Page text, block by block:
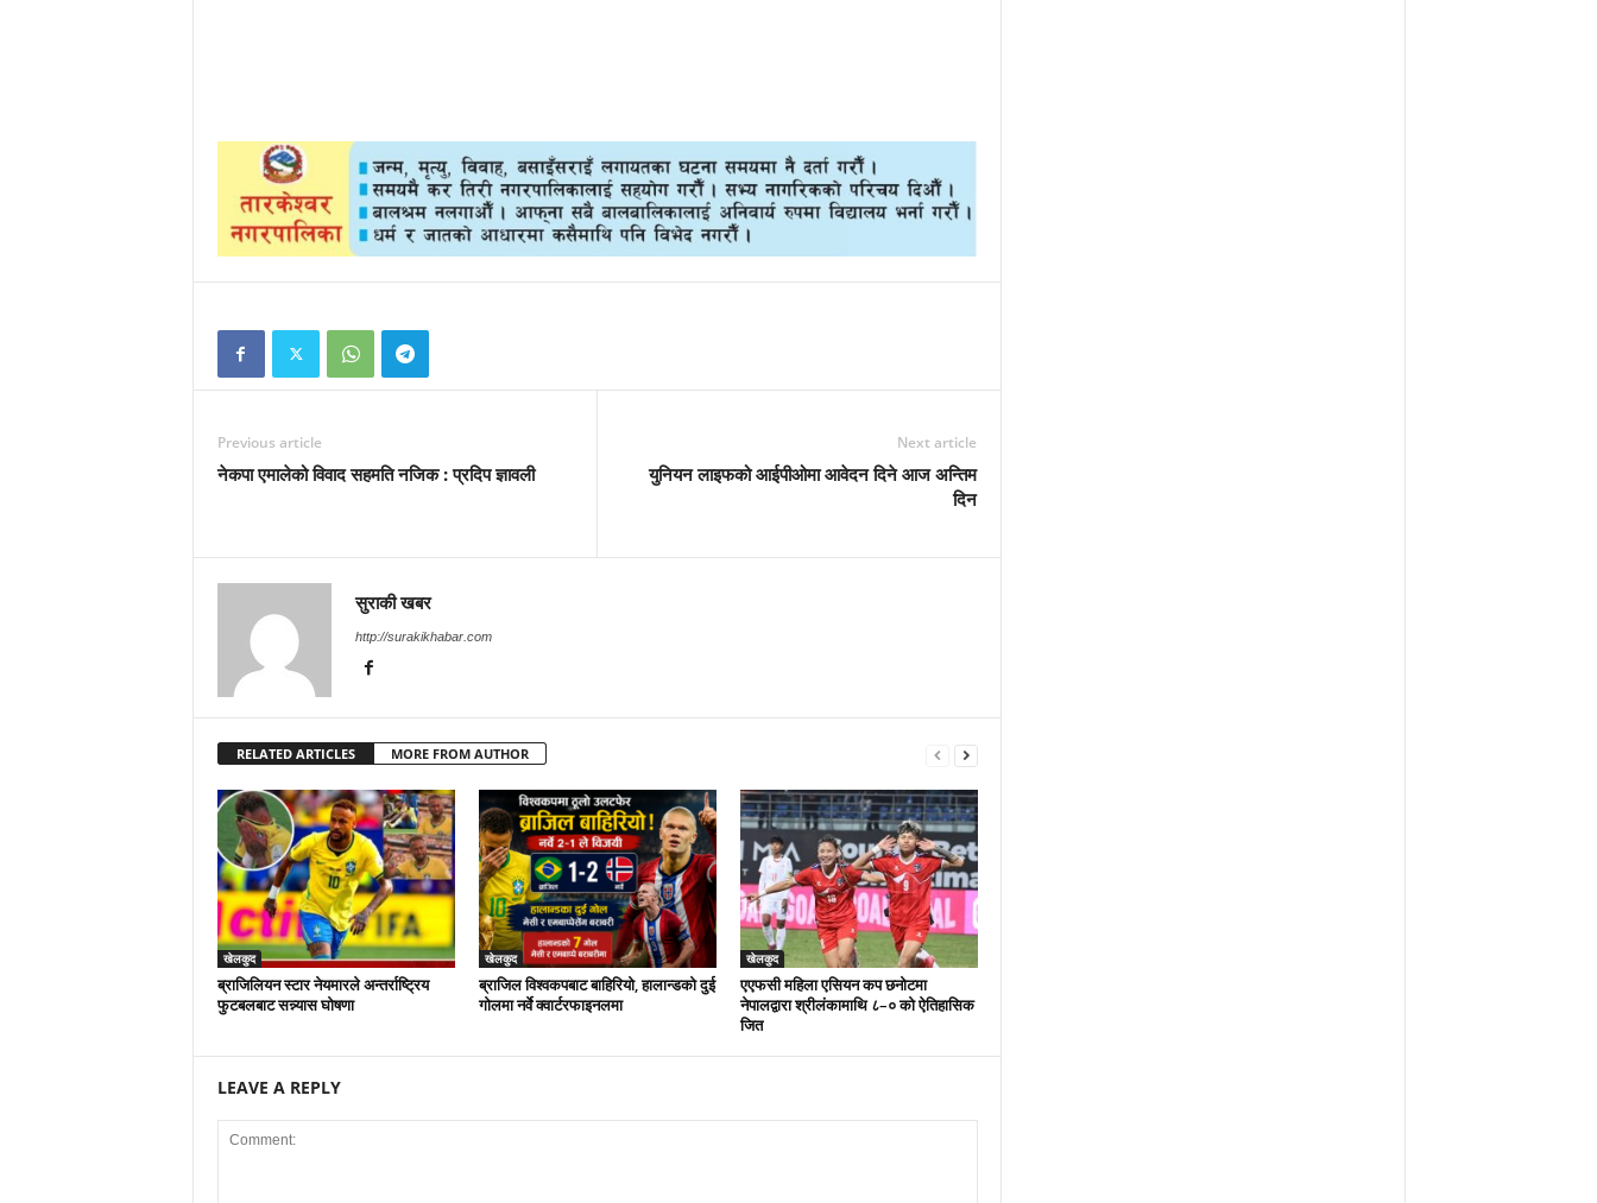
Previous article
नेकपा एमालेको विवाद सहमति नजिक : प्रदिप ज्ञावली
Next article
युनियन लाइफको आईपीओमा आवेदन दिने आज अन्तिम
दिन
सुराकी खबर
http://surakikhabar.com
RELATED ARTICLES MORE FROM AUTHOR
खेलकुद
ब्राजिलियन स्टार नेयमारले अन्तर्राष्ट्रिय
फुटबलबाट सन्न्यास घोषणा
खेलकुद
ब्राजिल विश्वकपबाट बाहिरियो, हालान्डको दुई
गोलमा नर्वे क्वार्टरफाइनलमा
खेलकुद
एएफसी महिला एसियन कप छनोटमा
नेपालद्वारा श्रीलंकामाथि ८–० को ऐतिहासिक
जित
LEAVE A REPLY